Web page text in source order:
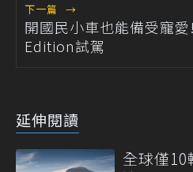
下一篇 →
開國民小車也能備受寵
Edition試駕
延伸閱讀
全球僅